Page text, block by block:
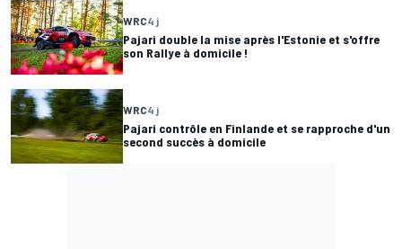
WRC4 j
Pajari double la mise après l'Estonie et s'offre
son Rallye à domicile !
WRC4 j
Pajari contrôle en Finlande et se rapproche d'un
second succès à domicile